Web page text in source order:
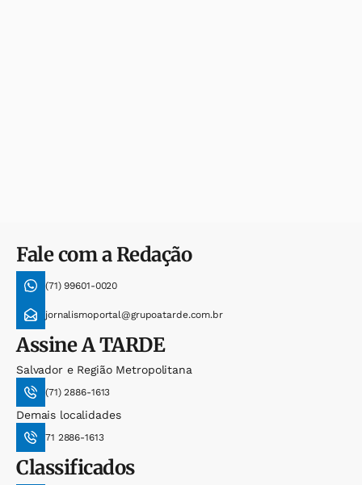
Fale com a Redação
(71) 99601-0020
jornalismoportal@grupoatarde.com.br
AssineA TARDE
Salvador e Região Metropolitana
(71) 2886-1613
Demais localidades
71 2886-1613
Classificados